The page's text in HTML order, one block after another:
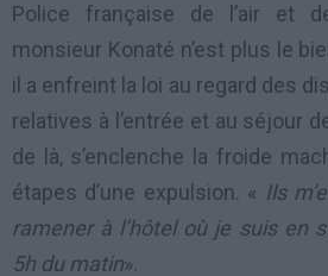
Police française de l’air et
monsieur Konaté n’est plus le
il a enfreint la loi au regard des
relatives à l’entrée et au séjour
de là, s’enclenche la froide
étapes d’une expulsion. « Ils
ramener à l’hôtel où je suis en
5h du matin».